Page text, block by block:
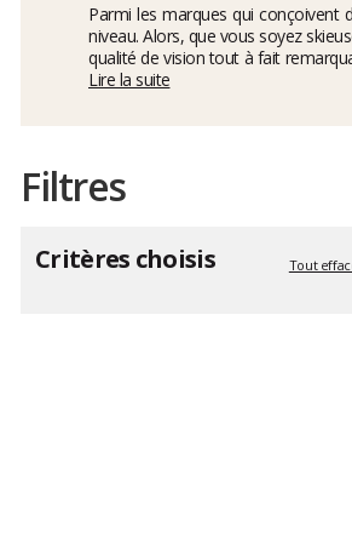
Parmi les marques qui conçoivent
niveau. Alors, que vous soyez
qualité de vision tout à fait
choix dumasque de ski femme
Lire la suite
Filtres
Critères choisis Tout